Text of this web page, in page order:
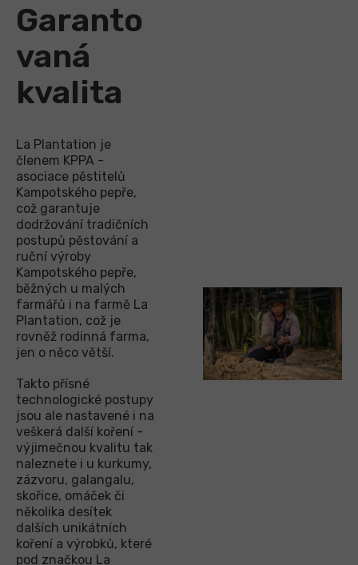
Garanto
vaná
kvalita
La Plantation je
členem KPPA -
asociace pěstitelů
Kampotského pepře,
což garantuje
dodržování tradičních
postupů pěstování a
ruční výroby
Kampotského pepře,
běžných u malých
farmářů i na farmě La
Plantation, což je
rovněž rodinná farma,
jen o něco větší.
Takto přísné
technologické postupy
jsou ale nastavené i na
veškerá další koření -
výjimečnou kvalitu tak
naleznete i u kurkumy,
zázvoru, galangalu,
skořice, omáček či
několika desítek
dalších unikátních
koření a výrobků, které
pod značkou La